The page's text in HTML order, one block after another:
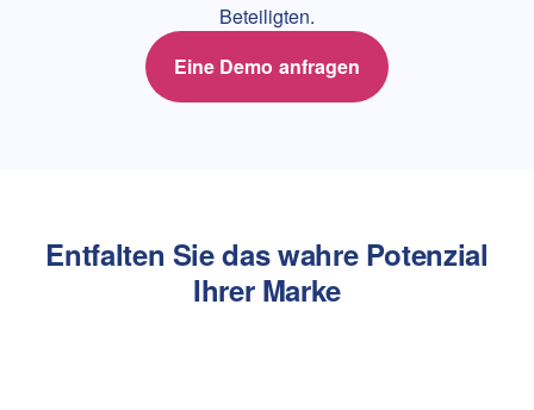
Beteiligten.
Eine Demo anfragen
Entfalten Sie das wahre Potenzial
Ihrer Marke